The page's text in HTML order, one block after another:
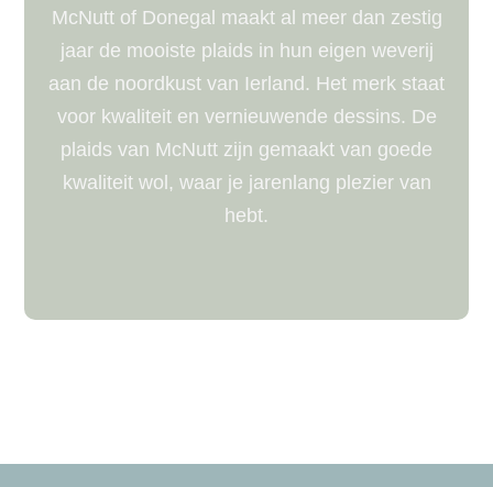
McNutt of Donegal maakt al meer dan zestig
jaar de mooiste plaids in hun eigen weverij
aan de noordkust van Ierland. Het merk staat
voor kwaliteit en vernieuwende dessins. De
plaids van McNutt zijn gemaakt van goede
kwaliteit wol, waar je jarenlang plezier van
hebt.